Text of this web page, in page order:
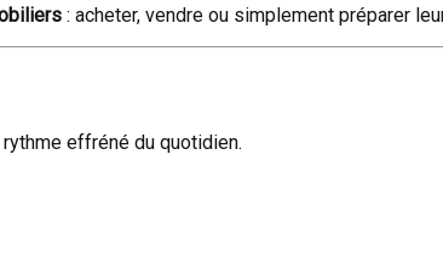
: acheter, vendre ou simplement préparer
effréné du quotidien.